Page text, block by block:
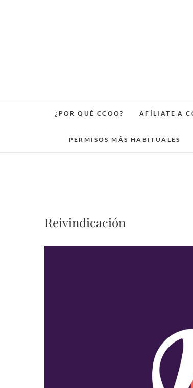
¿POR QUÉ CCOO? AFÍLIATE A
PERMISOS MÁS HABITUALES
Reivindicación